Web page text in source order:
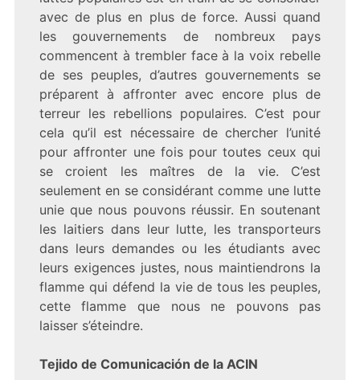
avec de plus en plus de force. Aussi quand
les gouvernements de nombreux pays
commencent à trembler face à la voix rebelle
de ses peuples, d’autres gouvernements se
préparent à affronter avec encore plus de
terreur les rebellions populaires. C’est pour
cela qu’il est nécessaire de chercher l’unité
pour affronter une fois pour toutes ceux qui
se croient les maîtres de la vie. C’est
seulement en se considérant comme une lutte
unie que nous pouvons réussir. En soutenant
les laitiers dans leur lutte, les transporteurs
dans leurs demandes ou les étudiants avec
leurs exigences justes, nous maintiendrons la
flamme qui défend la vie de tous les peuples,
cette flamme que nous ne pouvons pas
laisser s’éteindre.
Tejido de Comunicación de la ACIN